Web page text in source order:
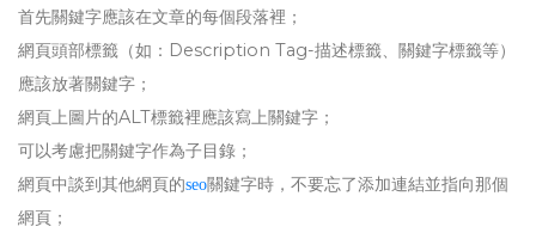
首先關鍵字應該在文章的每個段落裡；
網頁頭部標籤（如：Description Tag-描述標籤、關鍵字標籤等）
應該放著關鍵字；
網頁上圖片的ALT標籤裡應該寫上關鍵字；
可以考慮把關鍵字作為子目錄；
網頁中談到其他網頁的seo關鍵字時，不要忘了添加連結並指向那個
網頁；